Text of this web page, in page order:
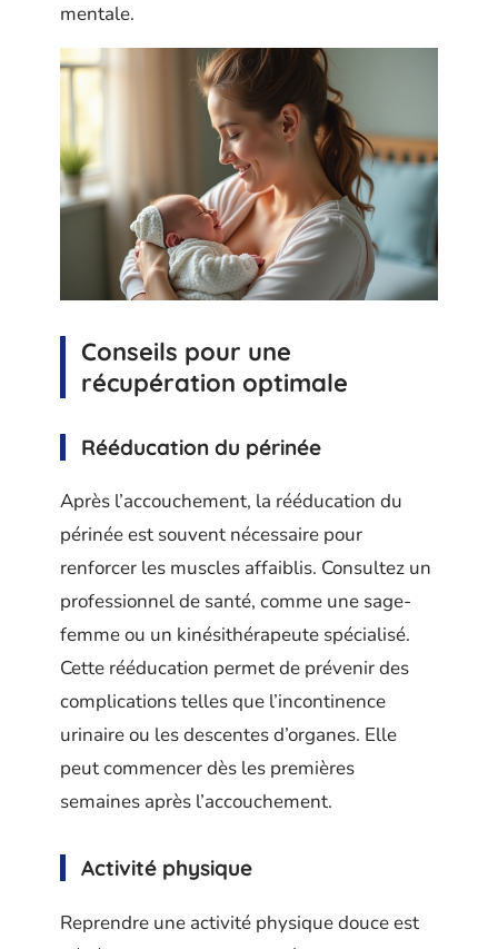
mentale.
Conseils pour une
récupération optimale
Rééducation du périnée
Après l’accouchement, la rééducation du
périnée est souvent nécessaire pour
renforcer les muscles affaiblis. Consultez un
professionnel de santé, comme une sage-
femme ou un kinésithérapeute spécialisé.
Cette rééducation permet de prévenir des
complications telles que l’incontinence
urinaire ou les descentes d’organes. Elle
peut commencer dès les premières
semaines après l’accouchement.
Activité physique
Reprendre une activité physique douce est